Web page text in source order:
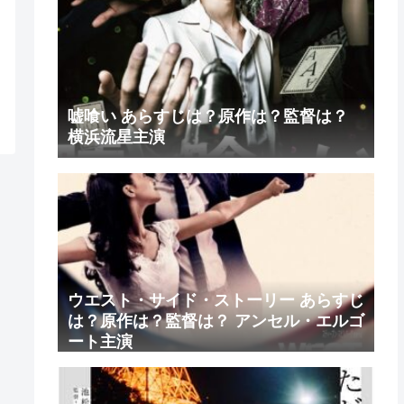
嘘喰い あらすじは？原作は？監督は？
横浜流星主演
ウエスト・サイド・ストーリー あらすじ
は？原作は？監督は？ アンセル・エルゴ
ート主演